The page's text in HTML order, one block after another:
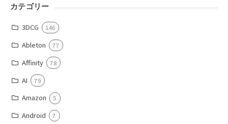
カテゴリー
3DCG 146
Ableton 77
Affinity 78
AI 79
Amazon 5
Android 7